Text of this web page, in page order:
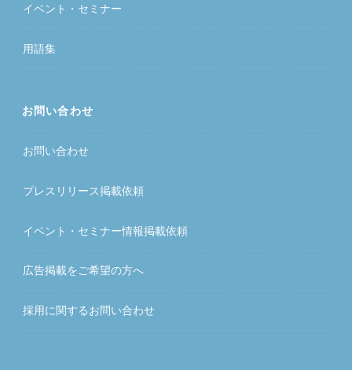
イベント・セミナー
用語集
お問い合わせ
お問い合わせ
プレスリリース掲載依頼
イベント・セミナー情報掲載依頼
広告掲載をご希望の方へ
採用に関するお問い合わせ